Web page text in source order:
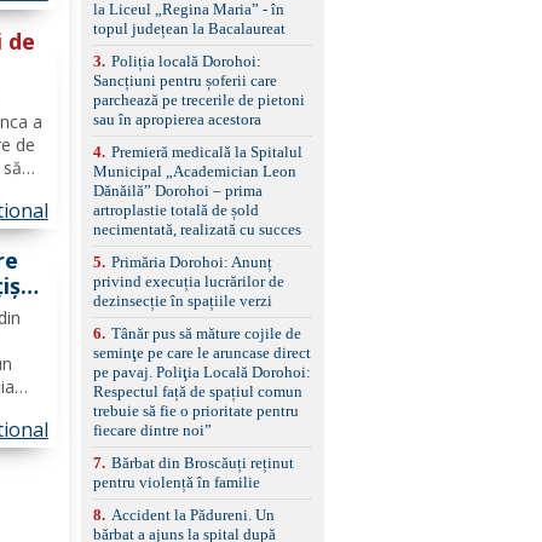
de
a
de
a
împreună cu un set de
anvelope de iarnă.
la Liceul „Regina Maria” - în
topul județean la Bacalaureat
3. Poliția locală Dorohoi:
Sancțiuni pentru șoferii care
parchează pe trecerile de pietoni
sau în apropierea acestora
4. Premieră medicală la Spitalul
Municipal „Academician Leon
Dănăilă” Dorohoi – prima
artroplastie totală de șold
necimentată, realizată cu succes
5. Primăria Dorohoi: Anunț
privind execuția lucrărilor de
dezinsecție în spațiile verzi
6. Tânăr pus să măture cojile de
seminţe pe care le aruncase direct
pe pavaj. Poliţia Locală Dorohoi:
Respectul față de spațiul comun
trebuie să fie o prioritate pentru
fiecare dintre noi”
7. Bărbat din Broscăuți reținut
pentru violență în familie
8. Accident la Pădureni. Un
bărbat a ajuns la spital după